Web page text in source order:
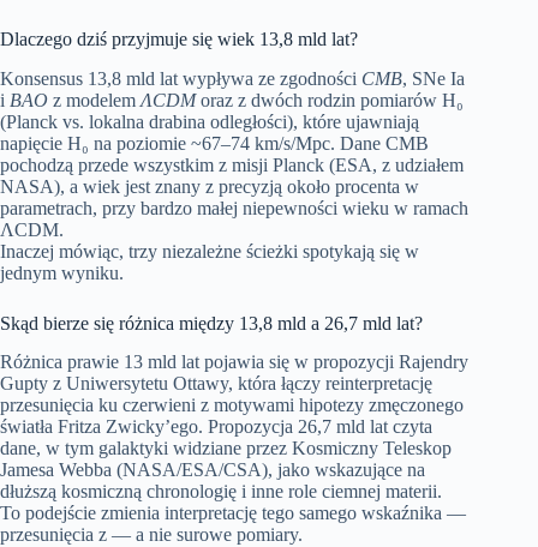
Dlaczego dziś przyjmuje się wiek 13,8 mld lat?
Konsensus 13,8 mld lat wypływa ze zgodności CMB, SNe Ia
i BAO z modelem ΛCDMoraz z dwóch rodzin pomiarów H₀
(Planck vs. lokalna drabina odległości), które ujawniają
napięcie H₀ na poziomie ~67–74 km/s/Mpc. Dane CMB
pochodzą przede wszystkim z misji Planck (ESA, z udziałem
NASA), a wiek jest znany z precyzją około procenta w
parametrach, przy bardzo małej niepewności wieku w ramach
ΛCDM.
Inaczej mówiąc, trzy niezależne ścieżki spotykają się w
jednym wyniku.
Skąd bierze się różnica między 13,8 mld a 26,7 mld lat?
Różnica prawie 13 mld lat pojawia się w propozycji Rajendry
Gupty z Uniwersytetu Ottawy, która łączy reinterpretację
przesunięcia ku czerwieni z motywami hipotezy zmęczonego
światła Fritza Zwicky’ego. Propozycja 26,7 mld lat czyta
dane, w tym galaktyki widziane przez Kosmiczny Teleskop
Jamesa Webba (NASA/ESA/CSA), jako wskazujące na
dłuższą kosmiczną chronologię i inne role ciemnej materii.
To podejście zmienia interpretację tego samego wskaźnika —
przesunięcia z — a nie surowe pomiary.